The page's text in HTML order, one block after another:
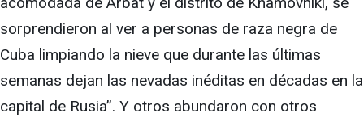
sorprendieron al ver a personas de raza negra de
Cuba limpiando la nieve que durante las últimas
semanas dejan las nevadas inéditas en décadas en la
capital de Rusia”. Y otros abundaron con otros